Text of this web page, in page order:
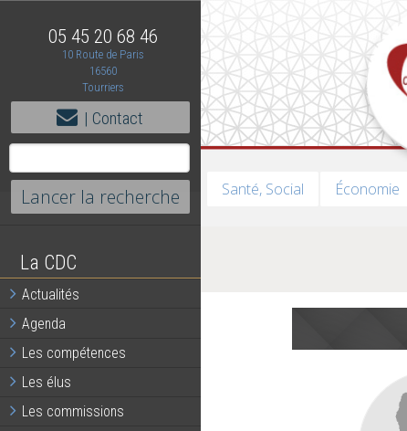
05 45 20 68 46
10 Route de Paris
16560
Tourriers
| Contact
La CDC
Actualités
Agenda
Les compétences
Les élus
Les commissions
Santé, Social Économie